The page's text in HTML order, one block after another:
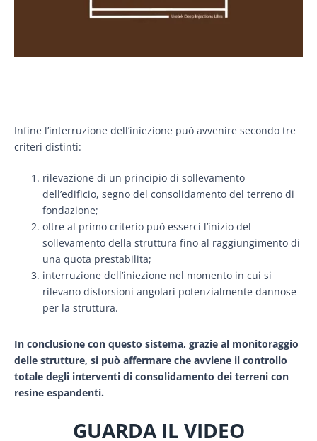
Infine l’interruzione dell’iniezione può avvenire secondo tre
criteri distinti:
rilevazione di un principio di sollevamento
dell’edificio, segno del consolidamento del terreno di
fondazione;
oltre al primo criterio può esserci l’inizio del
sollevamento della struttura fino al raggiungimento di
una quota prestabilita;
interruzione dell’iniezione nel momento in cui si
rilevano distorsioni angolari potenzialmente dannose
per la struttura.
In conclusione con questo sistema, grazie al monitoraggio
delle strutture, si può affermare che avviene il controllo
totale degli interventi di consolidamento dei terreni con
resine espandenti.
GUARDA IL VIDEO